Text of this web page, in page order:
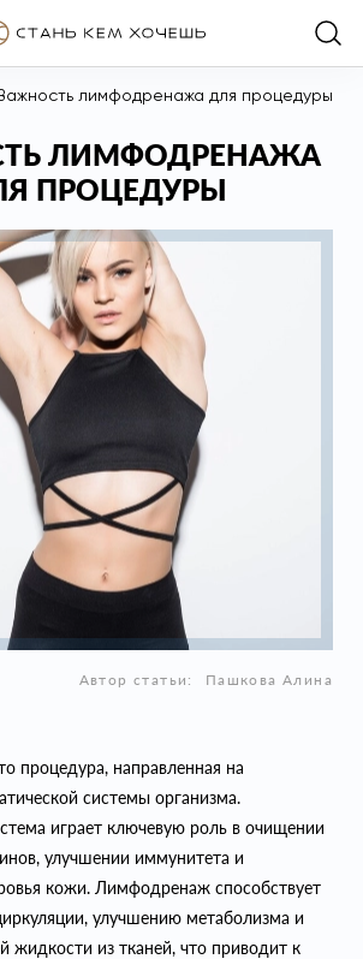
лимфодренажа для процедуры
ЛИМФОДРЕНАЖА
ПРОЦЕДУРЫ
Автор статьи: Пашкова Алина
процедура, направленная на
системы организма.
играет ключевую роль в очищении
улучшении иммунитета и
кожи. Лимфодренаж способствует
улучшению метаболизма и
жидкости из тканей, что приводит к